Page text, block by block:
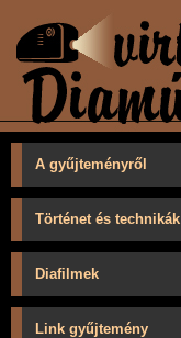
A gyűjteményről
Történet és technikák
Diafilmek
Link gyűjtemény